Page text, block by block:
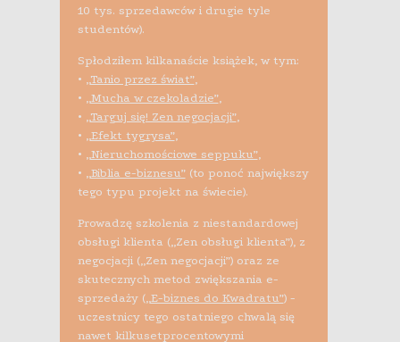
10 tys. sprzedawców i drugie tyle
studentów).
Spłodziłem kilkanaście książek, w tym:
• „Tanio przez świat”,
• „Mucha w czekoladzie”,
• „Targuj się! Zen negocjacji”,
• „Efekt tygrysa”,
• „Nieruchomościowe seppuku”,
• „Biblia e-biznesu”(to ponoć największy
tego typu projekt na świecie).
Prowadzę szkolenia z niestandardowej
obsługi klienta („Zen obsługi klienta”), z
negocjacji („Zen negocjacji”) oraz ze
skutecznych metod zwiększania e-
sprzedaży („E-biznes do Kwadratu”) -
uczestnicy tego ostatniego chwalą się
nawet kilkusetprocentowymi